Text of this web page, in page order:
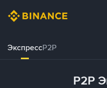
ЭкспрессP2P
P2P